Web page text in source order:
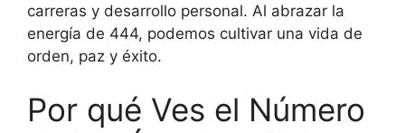
carreras y desarrollo personal. Al abrazar la
energía de 444, podemos cultivar una vida de
orden, paz y éxito.
Por qué Ves el Número